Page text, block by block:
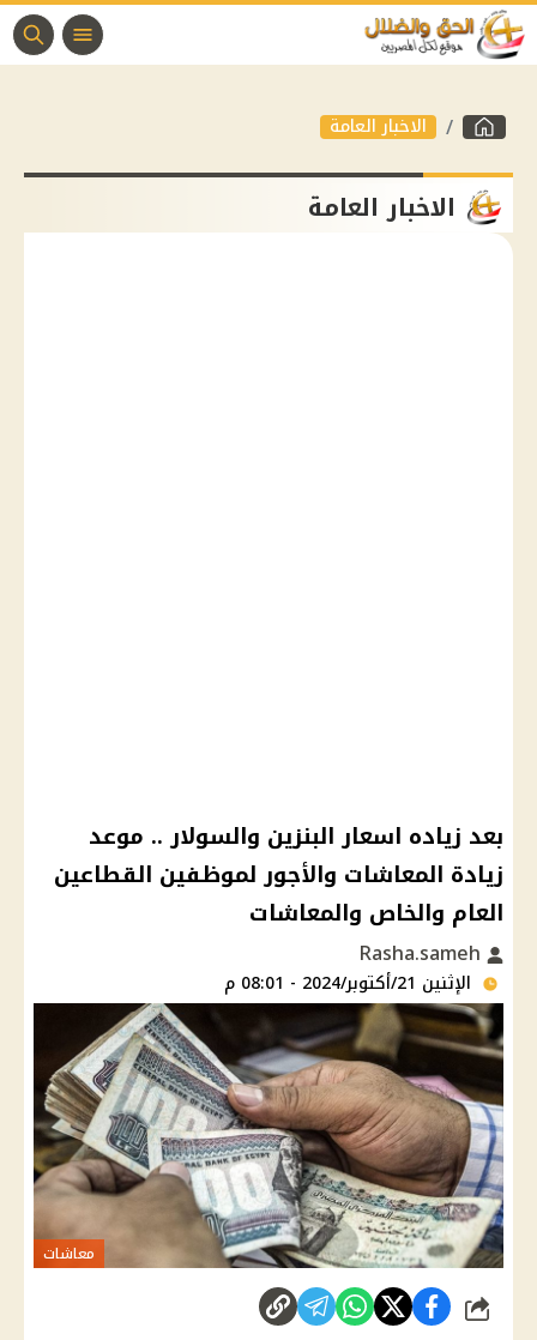
الاخبار العامة
الاخبار العامة
بعد زياده اسعار البنزين والسولار .. موعد
زيادة المعاشات والأجور لموظفين القطاعين
العام والخاص والمعاشات
الإثنين 21/أكتوبر/2024 - 08:01 م
معاشات
شارك